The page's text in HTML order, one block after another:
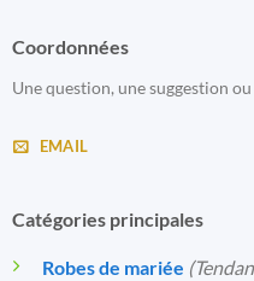
Coordonnées
Une question, une suggestion
EMAIL
Catégories principales
Robes de mariée